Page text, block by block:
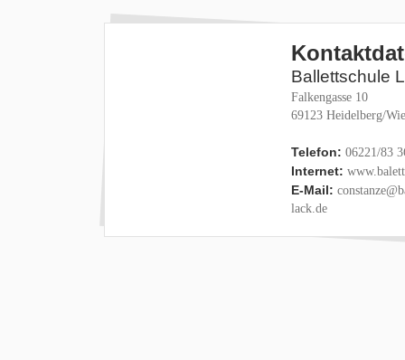
Ballettschule
Falkengasse 10
69123 Heidelberg/
Telefon: 06221/83
Internet:
E-Mail:
lack.de